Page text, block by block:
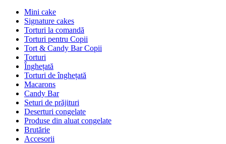
Mini cake
Signature cakes
Torturi la comandă
Torturi pentru Copii
Tort & Candy Bar Copii
Torturi
Înghețată
Torturi de înghețată
Macarons
Candy Bar
Seturi de prăjituri
Deserturi congelate
Produse din aluat congelate
Brutărie
Accesorii